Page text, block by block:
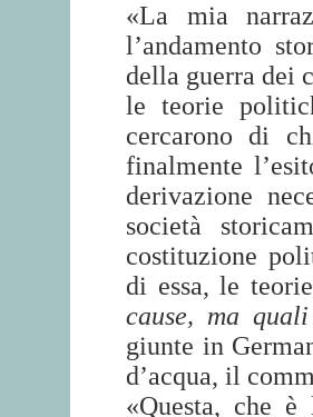
«La mia
l’andamento
della guerra dei
le teorie
cercarono di
finalmente
derivazione
società
costituzione
di essa, le
cause, ma
giunte in
d’acqua, il
«Questa, che